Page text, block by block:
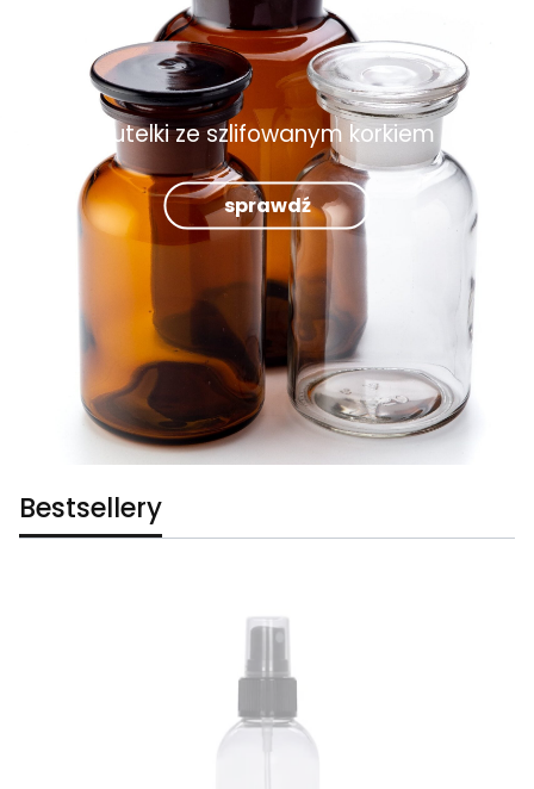
Butelki ze szlifowanym korkiem
sprawdź
Bestsellery